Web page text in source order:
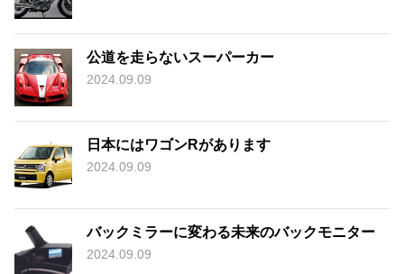
公道を走らないスーパーカー
2024.09.09
日本にはワゴンRがあります
2024.09.09
バックミラーに変わる未来のバックモニター
2024.09.09